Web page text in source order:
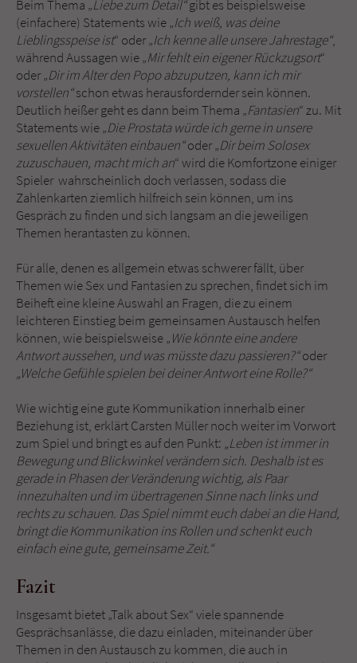
Beim Thema „Liebe zum Detail“gibt es beispielsweise
(einfachere) Statements wie „Ich weiß, was deine
Lieblingsspeise ist“ oder „Ich kenne alle unsere Jahrestage“,
während Aussagen wie „Mir fehlt ein eigener Rückzugsort“
oder „Dir im Alter den Popo abzuputzen, kann ich mir
vorstellen“schon etwas herausfordernder sein können.
Deutlich heißer geht es dann beim Thema „Fantasien“ zu. Mit
Statements wie „Die Prostata würde ich gerne in unsere
sexuellen Aktivitäten einbauen“oder „Dir beim Solosex
zuzuschauen, macht mich an“ wird die Komfortzone einiger
Spieler wahrscheinlich doch verlassen, sodass die
Zahlenkarten ziemlich hilfreich sein können, um ins
Gespräch zu finden und sich langsam an die jeweiligen
Themen herantasten zu können.
Für alle, denen es allgemein etwas schwerer fällt, über
Themen wie Sex und Fantasien zu sprechen, findet sich im
Beiheft eine kleine Auswahl an Fragen, die zu einem
leichteren Einstieg beim gemeinsamen Austausch helfen
können, wie beispielsweise „Wie könnte eine andere
Antwort aussehen, und was müsste dazu passieren?“oder
„Welche Gefühle spielen bei deiner Antwort eine Rolle?“
Wie wichtig eine gute Kommunikation innerhalb einer
Beziehung ist, erklärt Carsten Müller noch weiter im Vorwort
zum Spiel und bringt es auf den Punkt: „Leben ist immer in
Bewegung und Blickwinkel verändern sich. Deshalb ist es
gerade in Phasen der Veränderung wichtig, als Paar
innezuhalten und im übertragenen Sinne nach links und
rechts zu schauen. Das Spiel nimmt euch dabei an die Hand,
bringt die Kommunikation ins Rollen und schenkt euch
einfach eine gute, gemeinsame Zeit.“
Fazit
Insgesamt bietet „Talk about Sex“ viele spannende
Gesprächsanlässe, die dazu einladen, miteinander über
Themen in den Austausch zu kommen, die auch in